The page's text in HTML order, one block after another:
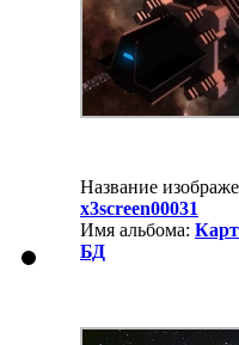
Название
x3screen00031
Имя альбома:
БД